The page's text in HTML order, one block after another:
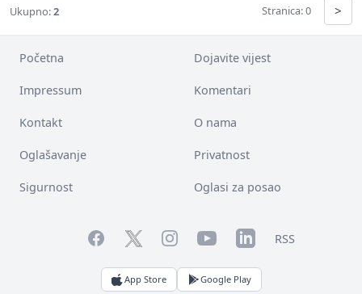
Ukupno:2 Stranica: 0 >
Početna Dojavite vijest
Impressum Komentari
Kontakt O nama
Oglašavanje Privatnost
Sigurnost Oglasi za posao
FacebookTwitterInstagramYouTubeLinkedInRSS
App Store Google Play